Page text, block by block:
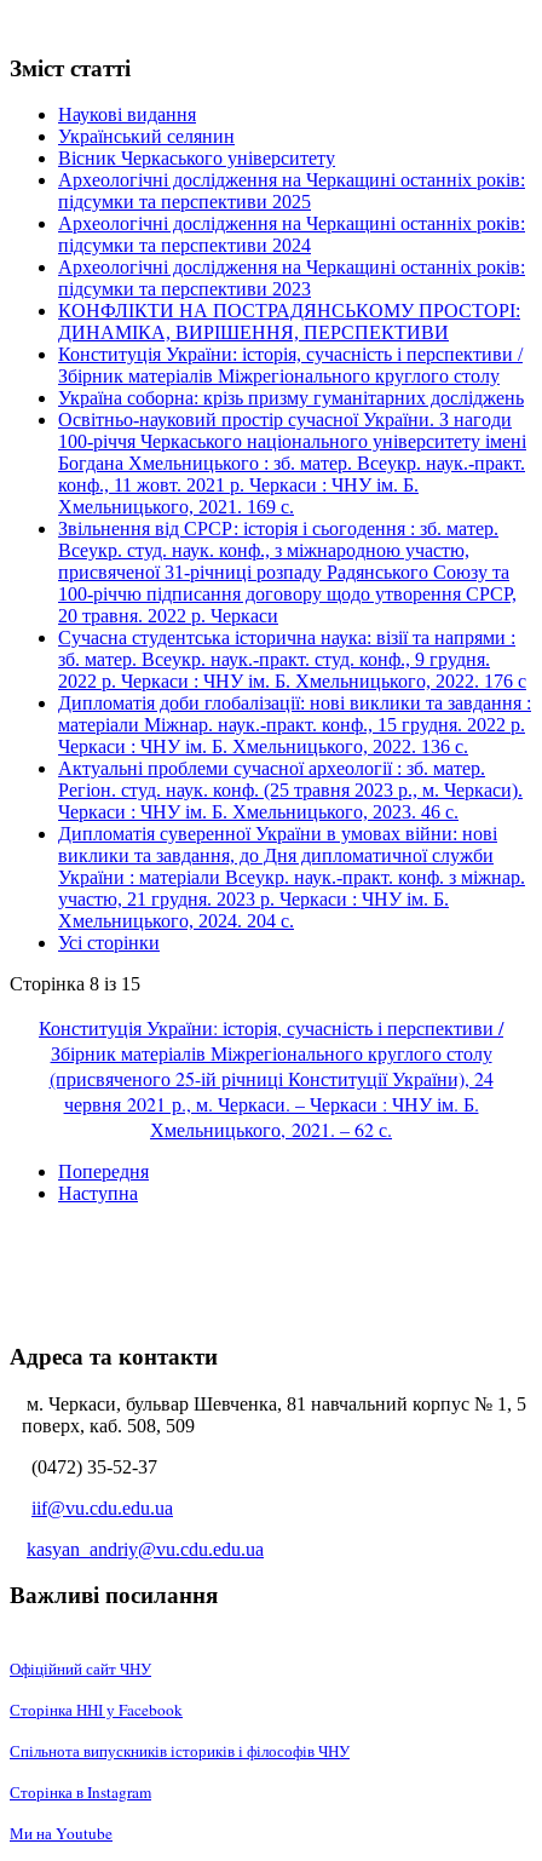
Зміст статті
Наукові видання
Український селянин
Вісник Черкаського університету
Археологічні дослідження на Черкащині останніх років:
підсумки та перспективи 2025
Археологічні дослідження на Черкащині останніх років:
підсумки та перспективи 2024
Археологічні дослідження на Черкащині останніх років:
підсумки та перспективи 2023
КОНФЛІКТИ НА ПОСТРАДЯНСЬКОМУ ПРОСТОРІ:
ДИНАМІКА, ВИРІШЕННЯ, ПЕРСПЕКТИВИ
Конституція України: історія, сучасність і перспективи /
Збірник матеріалів Міжрегіонального круглого столу
Україна соборна: крізь призму гуманітарних досліджень
Освітньо-науковий простір сучасної України. З нагоди
100-річчя Черкаського національного університету імені
Богдана Хмельницького : зб. матер. Всеукр. наук.-практ.
конф., 11 жовт. 2021 р. Черкаси : ЧНУ ім. Б.
Хмельницького, 2021. 169 с.
Звільнення від СРСР: історія і сьогодення : зб. матер.
Всеукр. студ. наук. конф., з міжнародною участю,
присвяченої 31-річниці розпаду Радянського Союзу та
100-річчю підписання договору щодо утворення СРСР,
20 травня. 2022 р. Черкаси
Сучасна студентська історична наука: візії та напрями :
зб. матер. Всеукр. наук.-практ. студ. конф., 9 грудня.
2022 р. Черкаси : ЧНУ ім. Б. Хмельницького, 2022. 176 с
Дипломатія доби глобалізації: нові виклики та завдання :
матеріали Міжнар. наук.-практ. конф., 15 грудня. 2022 р.
Черкаси : ЧНУ ім. Б. Хмельницького, 2022. 136 с.
Актуальні проблеми сучасної археології : зб. матер.
Регіон. студ. наук. конф. (25 травня 2023 р., м. Черкаси).
Черкаси : ЧНУ ім. Б. Хмельницького, 2023. 46 с.
Дипломатія суверенної України в умовах війни: нові
виклики та завдання, до Дня дипломатичної служби
України : матеріали Всеукр. наук.-практ. конф. з міжнар.
участю, 21 грудня. 2023 р. Черкаси : ЧНУ ім. Б.
Хмельницького, 2024. 204 с.
Усі сторінки
Сторінка 8 із 15
Конституція України: історія, сучасність і перспективи /
Збірник матеріалів Міжрегіонального круглого столу
(присвяченого 25-ій річниці Конституції України), 24
червня 2021 р., м. Черкаси. – Черкаси : ЧНУ ім. Б.
Хмельницького, 2021. – 62 с.
Попередня
Наступна
Адреса та контакти
м. Черкаси, бульвар Шевченка, 81 навчальний корпус № 1, 5
поверх, каб. 508, 509
(0472) 35-52-37
iif@vu.cdu.edu.ua
kasyan_andriy@vu.cdu.edu.ua
Важливі посилання
Офіційний сайт ЧНУ
Сторінка ННІ у Facebook
Спільнота випускників істориків і філософів ЧНУ
Сторінка в Instagram
Ми на Youtube